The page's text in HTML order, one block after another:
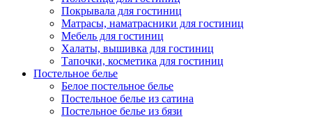
Покрывала для гостиниц
Матрасы, наматрасники для гостиниц
Мебель для гостиниц
Халаты, вышивка для гостиниц
Тапочки, косметика для гостиниц
Постельное белье
Белое постельное белье
Постельное белье из сатина
Постельное белье из бязи